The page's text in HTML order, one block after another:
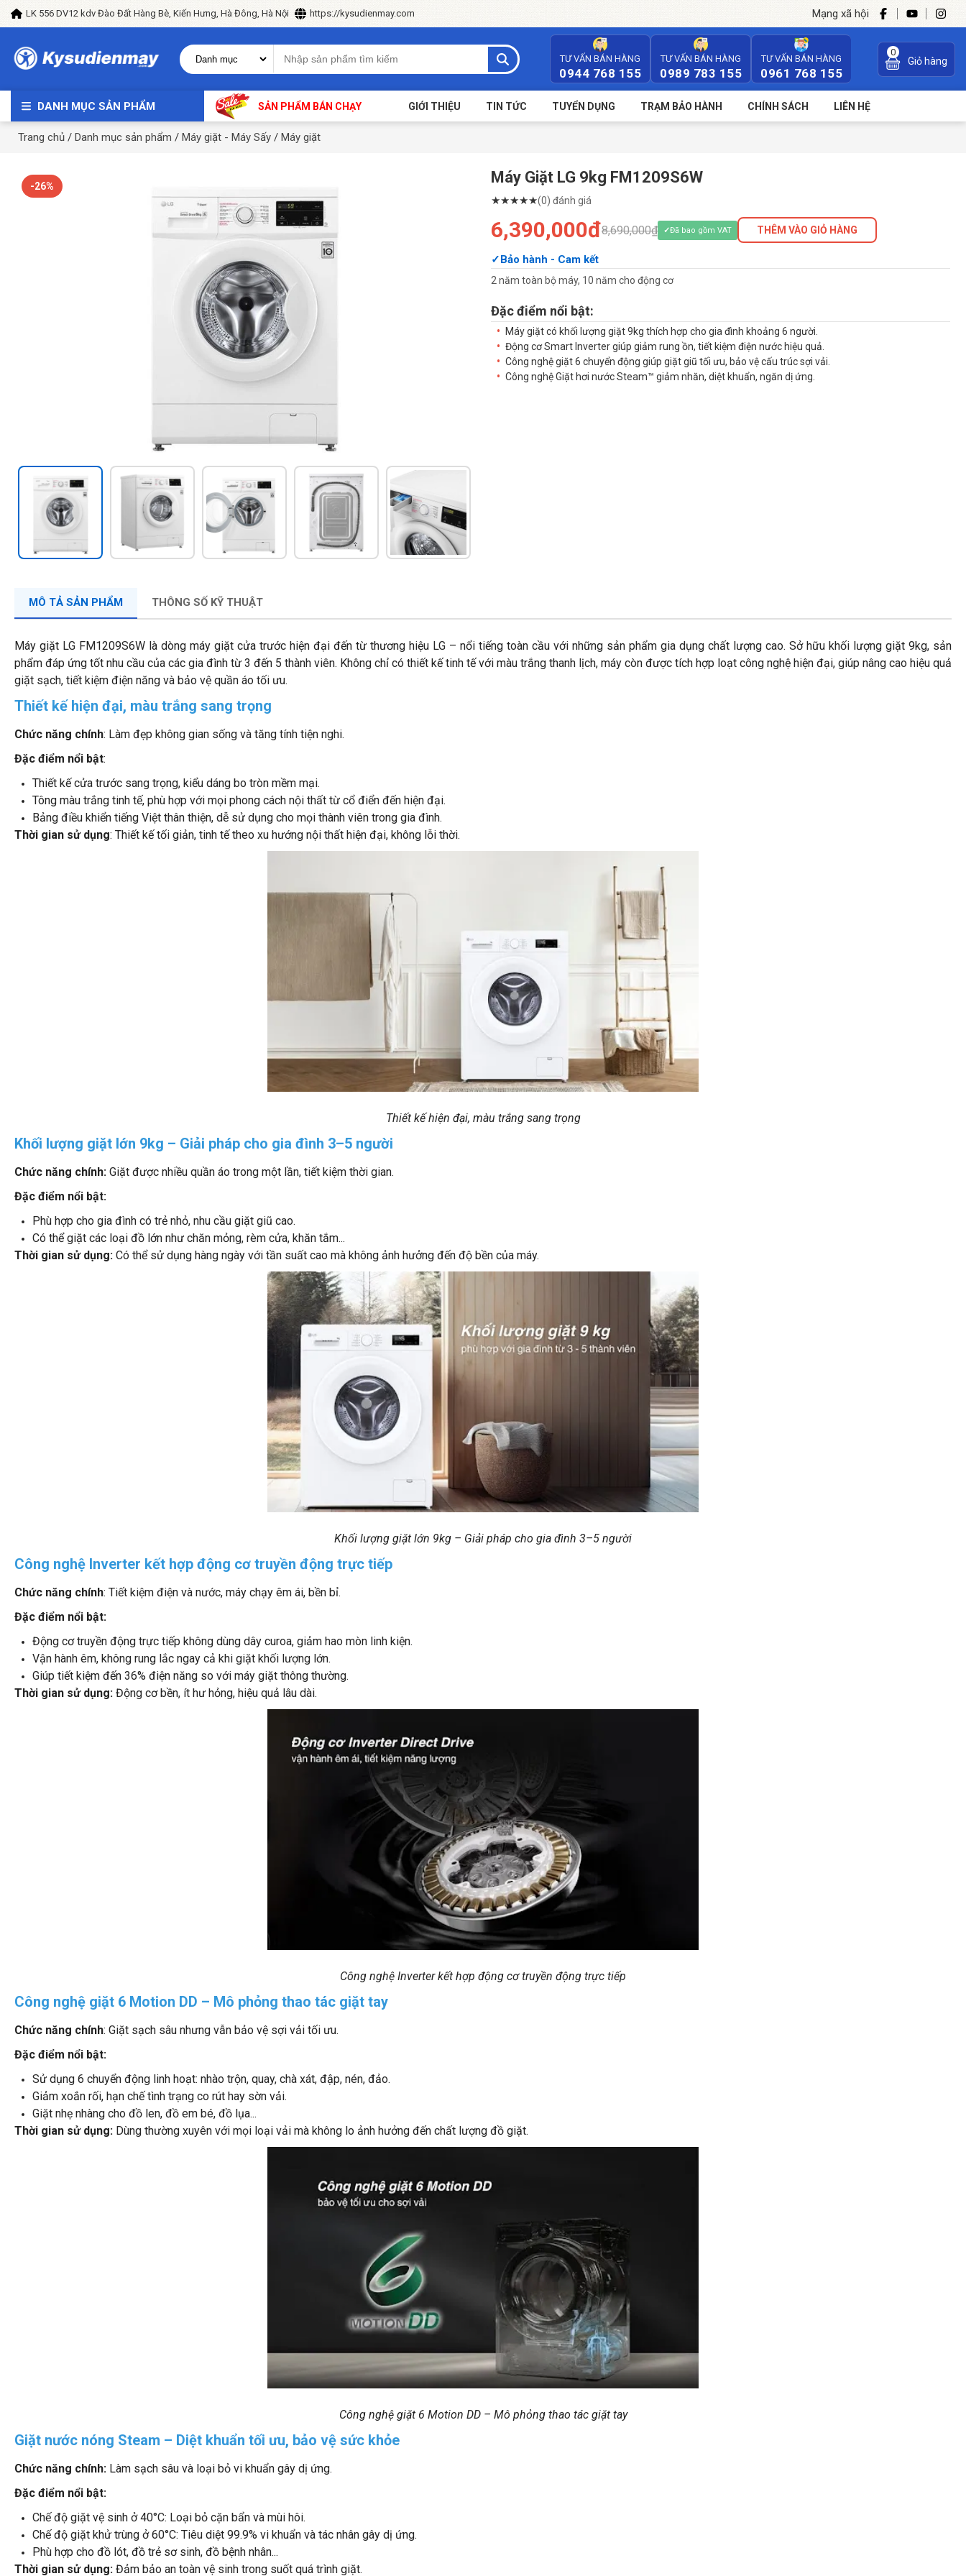
LK 556 DV12 kdv Đào Đất Hàng Bè, Kiến Hưng, Hà Đông, Hà Nội https://kysudienmay.com Mạng xã hội
TƯ VẤN BÁN HÀNG
0944 768 155
TƯ VẤN BÁN HÀNG
0989 783 155
TƯ VẤN BÁN HÀNG
0961 768 155
0
Giỏ hàng
DANH MỤC SẢN PHẨM SẢN PHẨM BÁN CHẠY GIỚI THIỆU TIN TỨC TUYỂN DỤNG TRẠM BẢO HÀNH CHÍNH SÁCH LIÊN HỆ
Trang chủ / Danh mục sản phẩm / Máy giặt - Máy Sấy / Máy giặt
-26% Máy Giặt LG 9kg FM1209S6W
★★★★★(0) đánh giá
6,390,000đ8,690,000₫ Đã bao gồm VAT THÊM VÀO GIỎ HÀNG
Bảo hành - Cam kết
2 năm toàn bộ máy, 10 năm cho động cơ
Đặc điểm nổi bật:
Máy giặt có khối lượng giặt 9kg thích hợp cho gia đình khoảng 6 người.
Động cơ Smart Inverter giúp giảm rung ồn, tiết kiệm điện nước hiệu quả.
Công nghệ giặt 6 chuyển động giúp giặt giũ tối ưu, bảo vệ cấu trúc sợi vải.
Công nghệ Giặt hơi nước Steam™ giảm nhăn, diệt khuẩn, ngăn dị ứng.
MÔ TẢ SẢN PHẨM THÔNG SỐ KỸ THUẬT
Máy giặt LG FM1209S6W là dòng máy giặt cửa trước hiện đại đến từ thương hiệu LG – nổi tiếng toàn cầu với những sản phẩm gia dụng chất lượng cao. Sở hữu khối lượng giặt 9kg, sản
phẩm đáp ứng tốt nhu cầu của các gia đình từ 3 đến 5 thành viên. Không chỉ có thiết kế tinh tế với màu trắng thanh lịch, máy còn được tích hợp loạt công nghệ hiện đại, giúp nâng cao hiệu quả
giặt sạch, tiết kiệm điện năng và bảo vệ quần áo tối ưu.
Thiết kế hiện đại, màu trắng sang trọng
Chức năng chính: Làm đẹp không gian sống và tăng tính tiện nghi.
Đặc điểm nổi bật:
Thiết kế cửa trước sang trọng, kiểu dáng bo tròn mềm mại.
Tông màu trắng tinh tế, phù hợp với mọi phong cách nội thất từ cổ điển đến hiện đại.
Bảng điều khiển tiếng Việt thân thiện, dễ sử dụng cho mọi thành viên trong gia đình.
Thời gian sử dụng: Thiết kế tối giản, tinh tế theo xu hướng nội thất hiện đại, không lỗi thời.
Thiết kế hiện đại, màu trắng sang trọng
Khối lượng giặt lớn 9kg – Giải pháp cho gia đình 3–5 người
Chức năng chính: Giặt được nhiều quần áo trong một lần, tiết kiệm thời gian.
Đặc điểm nổi bật:
Phù hợp cho gia đình có trẻ nhỏ, nhu cầu giặt giũ cao.
Có thể giặt các loại đồ lớn như chăn mỏng, rèm cửa, khăn tắm...
Thời gian sử dụng: Có thể sử dụng hàng ngày với tần suất cao mà không ảnh hưởng đến độ bền của máy.
Khối lượng giặt lớn 9kg – Giải pháp cho gia đình 3–5 người
Công nghệ Inverter kết hợp động cơ truyền động trực tiếp
Chức năng chính: Tiết kiệm điện và nước, máy chạy êm ái, bền bỉ.
Đặc điểm nổi bật:
Động cơ truyền động trực tiếp không dùng dây curoa, giảm hao mòn linh kiện.
Vận hành êm, không rung lắc ngay cả khi giặt khối lượng lớn.
Giúp tiết kiệm đến 36% điện năng so với máy giặt thông thường.
Thời gian sử dụng: Động cơ bền, ít hư hỏng, hiệu quả lâu dài.
Công nghệ Inverter kết hợp động cơ truyền động trực tiếp
Công nghệ giặt 6 Motion DD – Mô phỏng thao tác giặt tay
Chức năng chính: Giặt sạch sâu nhưng vẫn bảo vệ sợi vải tối ưu.
Đặc điểm nổi bật:
Sử dụng 6 chuyển động linh hoạt: nhào trộn, quay, chà xát, đập, nén, đảo.
Giảm xoắn rối, hạn chế tình trạng co rút hay sờn vải.
Giặt nhẹ nhàng cho đồ len, đồ em bé, đồ lụa...
Thời gian sử dụng: Dùng thường xuyên với mọi loại vải mà không lo ảnh hưởng đến chất lượng đồ giặt.
Công nghệ giặt 6 Motion DD – Mô phỏng thao tác giặt tay
Giặt nước nóng Steam – Diệt khuẩn tối ưu, bảo vệ sức khỏe
Chức năng chính: Làm sạch sâu và loại bỏ vi khuẩn gây dị ứng.
Đặc điểm nổi bật:
Chế độ giặt vệ sinh ở 40°C: Loại bỏ cặn bẩn và mùi hôi.
Chế độ giặt khử trùng ở 60°C: Tiêu diệt 99.9% vi khuẩn và tác nhân gây dị ứng.
Phù hợp cho đồ lót, đồ trẻ sơ sinh, đồ bệnh nhân...
Thời gian sử dụng: Đảm bảo an toàn vệ sinh trong suốt quá trình giặt.